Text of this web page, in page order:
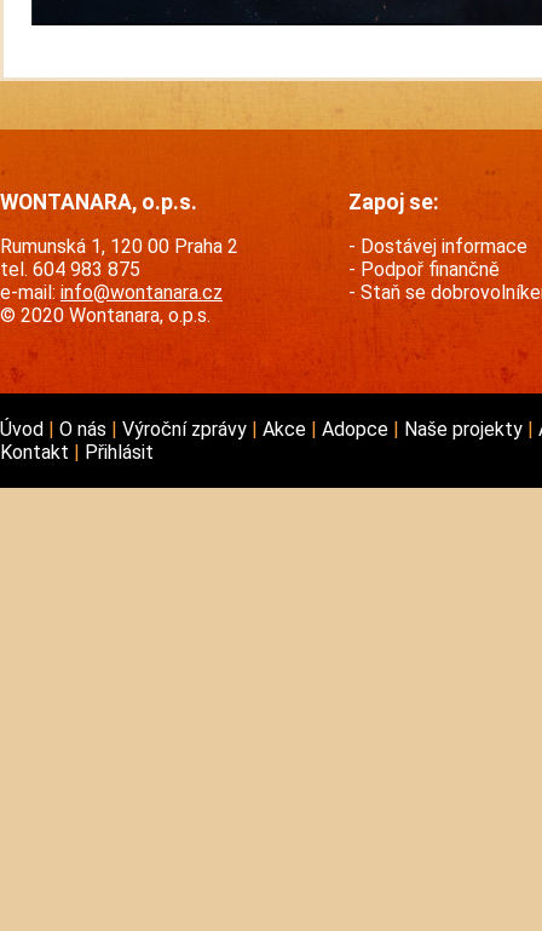
WONTANARA, o.p.s.
Rumunská 1, 120 00 Praha 2
tel. 604 983 875
e-mail: info@wontanara.cz
© 2020 Wontanara, o.p.s.
Zapoj se:
Dostávej informace
Podpoř finančně
Staň se
Úvod O nás Výroční zprávy Akce Adopce Naše projekty
Kontakt
Přihlásit